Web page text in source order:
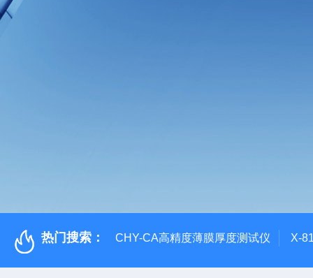
热门搜索： CHY-CA高精度薄膜厚度测试仪 X-